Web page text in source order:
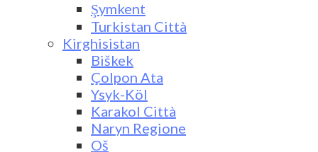
Şymkent
Turkistan Città
Kirghisistan
Biškek
Çolpon Ata
Ysyk-Köl
Karakol Città
Naryn Regione
Oš